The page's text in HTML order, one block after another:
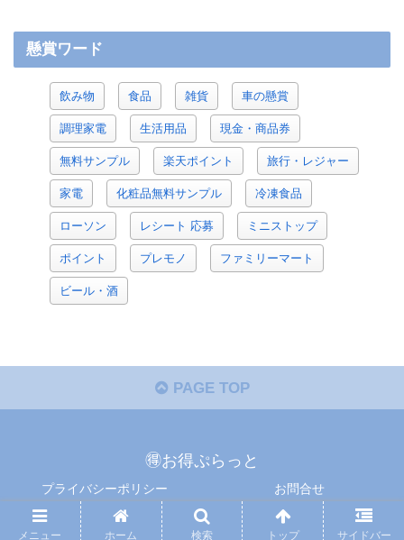
懸賞ワード
飲み物 食品 雑貨 車の懸賞
調理家電 生活用品 現金・商品券
無料サンプル 楽天ポイント 旅行・レジャー
家電 化粧品無料サンプル 冷凍食品
ローソン レシート 応募 ミニストップ
ポイント プレモノ ファミリーマート
ビール・酒
PAGE TOP
🉐お得ぷらっと
プライバシーポリシー お問合せ
Copyright © 懸賞ぷらっと All Rights Reserved.
メニュー ホーム 検索 トップ サイドバー